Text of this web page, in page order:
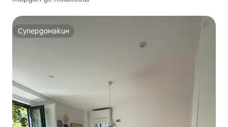
Супердомакин
Супердомакин